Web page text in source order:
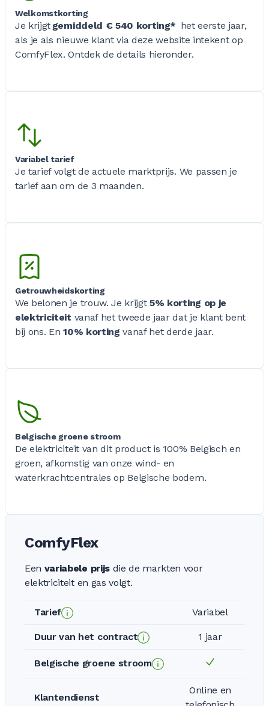
Welkomstkorting
Je krijgt gemiddeld € 540 korting* het eerste jaar,
als je als nieuwe klant via deze website intekent op
ComfyFlex. Ontdek de details hieronder.
Variabel tarief
Je tarief volgt de actuele marktprijs. We passen je
tarief aan om de 3 maanden.
Getrouwheidskorting
We belonen je trouw. Je krijgt5% korting op je
elektriciteit vanaf het tweede jaar dat je klant bent
bij ons. En10% korting vanaf het derde jaar.
Belgische groene stroom
De elektriciteit van dit product is 100% Belgisch en
groen, afkomstig van onze wind- en
waterkrachtcentrales op Belgische bodem.
ComfyFlex
Een variabele prijsdie de markten voor
elektriciteit en gas volgt.
Tarief Variabel
Duur van het contract 1 jaar
Belgische groene stroom
Klantendienst
Online en